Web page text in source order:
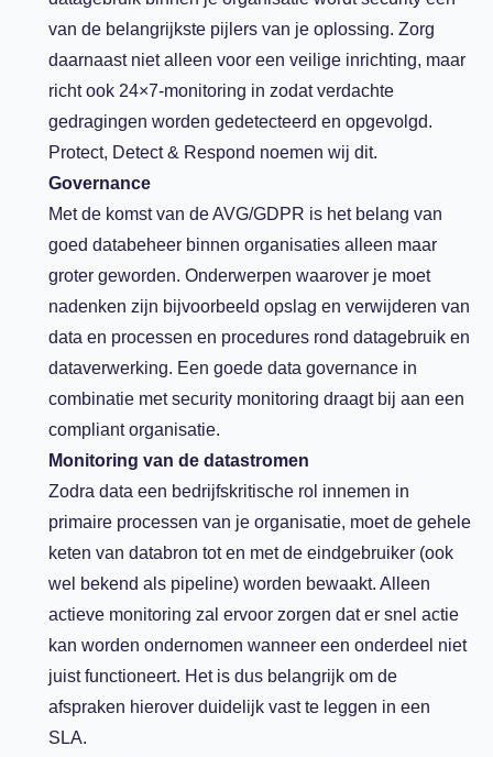
van de belangrijkste pijlers van je oplossing. Zorg
daarnaast niet alleen voor een veilige inrichting, maar
richt ook 24×7-monitoring in zodat verdachte
gedragingen worden gedetecteerd en opgevolgd.
Protect, Detect & Respond noemen wij dit.
Governance
Met de komst van de AVG/GDPR is het belang van
goed databeheer binnen organisaties alleen maar
groter geworden. Onderwerpen waarover je moet
nadenken zijn bijvoorbeeld opslag en verwijderen van
data en processen en procedures rond datagebruik en
dataverwerking. Een goede data governance in
combinatie met security monitoring draagt bij aan een
compliant organisatie.
Monitoring van de datastromen
Zodra data een bedrijfskritische rol innemen in
primaire processen van je organisatie, moet de gehele
keten van databron tot en met de eindgebruiker (ook
wel bekend als pipeline) worden bewaakt. Alleen
actieve monitoring zal ervoor zorgen dat er snel actie
kan worden ondernomen wanneer een onderdeel niet
juist functioneert. Het is dus belangrijk om de
afspraken hierover duidelijk vast te leggen in een
SLA.